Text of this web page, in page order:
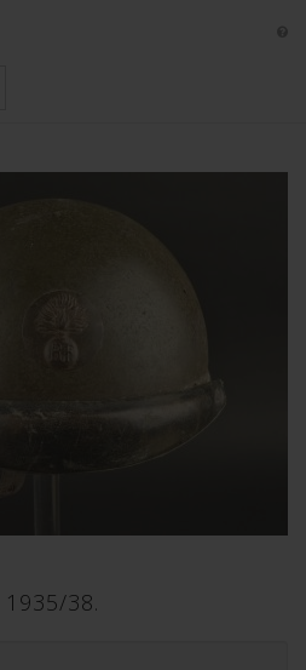
1935/38.